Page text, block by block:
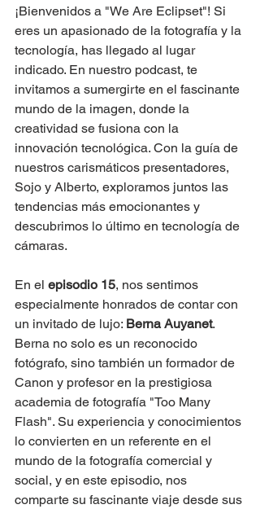
¡Bienvenidos a "We Are Eclipset"! Si
eres un apasionado de la fotografía y la
tecnología, has llegado al lugar
indicado. En nuestro podcast, te
invitamos a sumergirte en el fascinante
mundo de la imagen, donde la
creatividad se fusiona con la
innovación tecnológica. Con la guía de
nuestros carismáticos presentadores,
Sojo y Alberto, exploramos juntos las
tendencias más emocionantes y
descubrimos lo último en tecnología de
cámaras.
En el episodio 15, nos sentimos
especialmente honrados de contar con
un invitado de lujo: Berna Auyanet.
Berna no solo es un reconocido
fotógrafo, sino también un formador de
Canon y profesor en la prestigiosa
academia de fotografía "Too Many
Flash". Su experiencia y conocimientos
lo convierten en un referente en el
mundo de la fotografía comercial y
social, y en este episodio, nos
comparte su fascinante viaje desde sus